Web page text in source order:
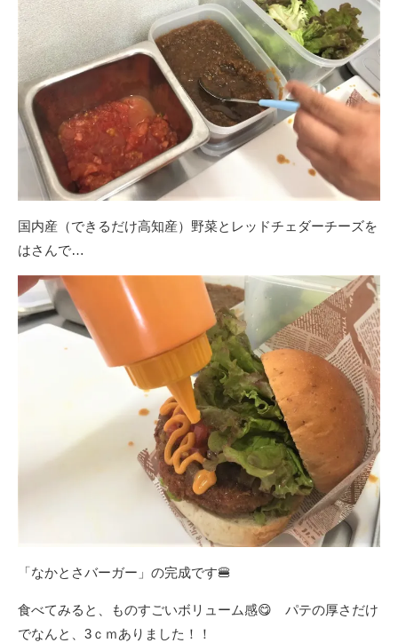
国内産（できるだけ高知産）野菜とレッドチェダーチーズを
はさんで…
「なかとさバーガー」の完成です🍔
食べてみると、ものすごいボリューム感😋 パテの厚さだけ
でなんと、3ｃｍありました！！